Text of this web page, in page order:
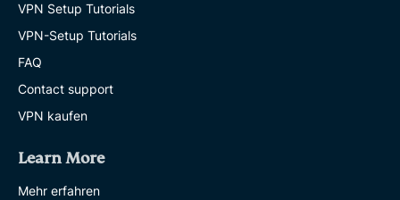
VPN Setup Tutorials
VPN-Setup Tutorials
FAQ
Contact support
VPN kaufen
Learn More
Mehr erfahren